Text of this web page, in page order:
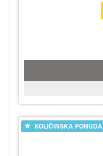
KOLIČINSKA PONUDA